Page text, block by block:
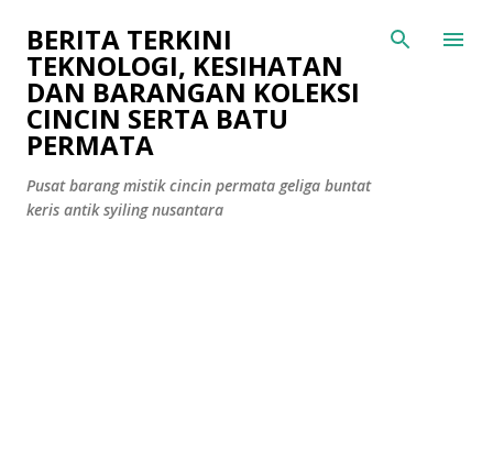
Langkau ke kandungan utama
BERITA TERKINI
TEKNOLOGI, KESIHATAN
DAN BARANGAN KOLEKSI
CINCIN SERTA BATU
PERMATA
Pusat barang mistik cincin permata geliga buntat
keris antik syiling nusantara